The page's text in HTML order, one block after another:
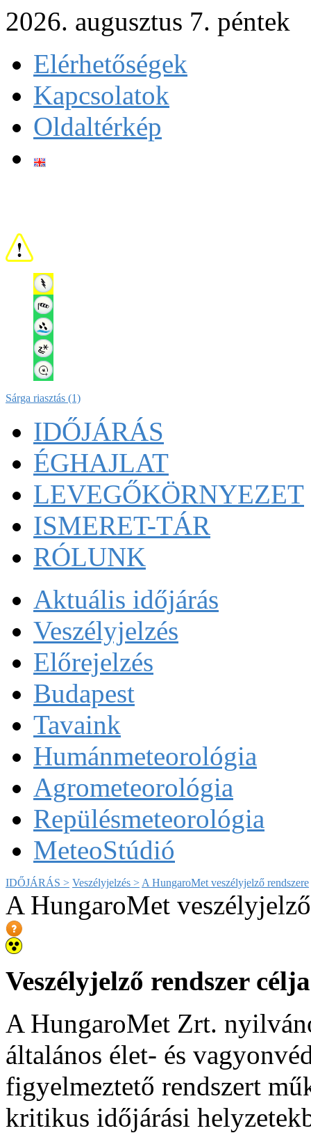
2026. augusztus 7. péntek
Elérhetőségek
Kapcsolatok
Oldaltérkép
Sárga riasztás (1)
IDŐJÁRÁS
ÉGHAJLAT
LEVEGŐKÖRNYEZET
ISMERET-TÁR
RÓLUNK
Aktuális időjárás
Veszélyjelzés
Előrejelzés
Budapest
Tavaink
Humánmeteorológia
Agrometeorológia
Repülésmeteorológia
MeteoStúdió
IDŐJÁRÁS > Veszélyjelzés > A HungaroMet veszélyjelző rendszere
A HungaroMet
Veszélyjelző rendszer célja
A HungaroMet Zrt.
általános élet- és
figyelmeztető rendszert
kritikus időjárási